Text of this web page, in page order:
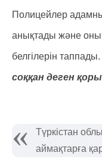
Полицейлер
анықтады және
белгілерін таппады.
соққан деген
Түркістан
аймақтарға